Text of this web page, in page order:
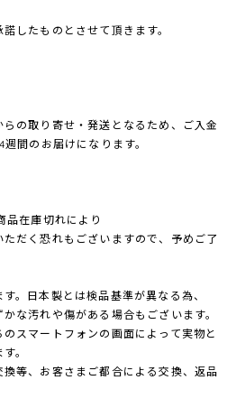
したものとさせて頂きます。
の取り寄せ・発送となるため、ご入金
間のお届けになります。
品在庫切れにより
だく恐れもございますので、予めご了
。日本製とは検品基準が異なる為、
な汚れや傷がある場合もございます。
スマートフォンの画面によって実物と
。
換等、お客さまご都合による交換、返品